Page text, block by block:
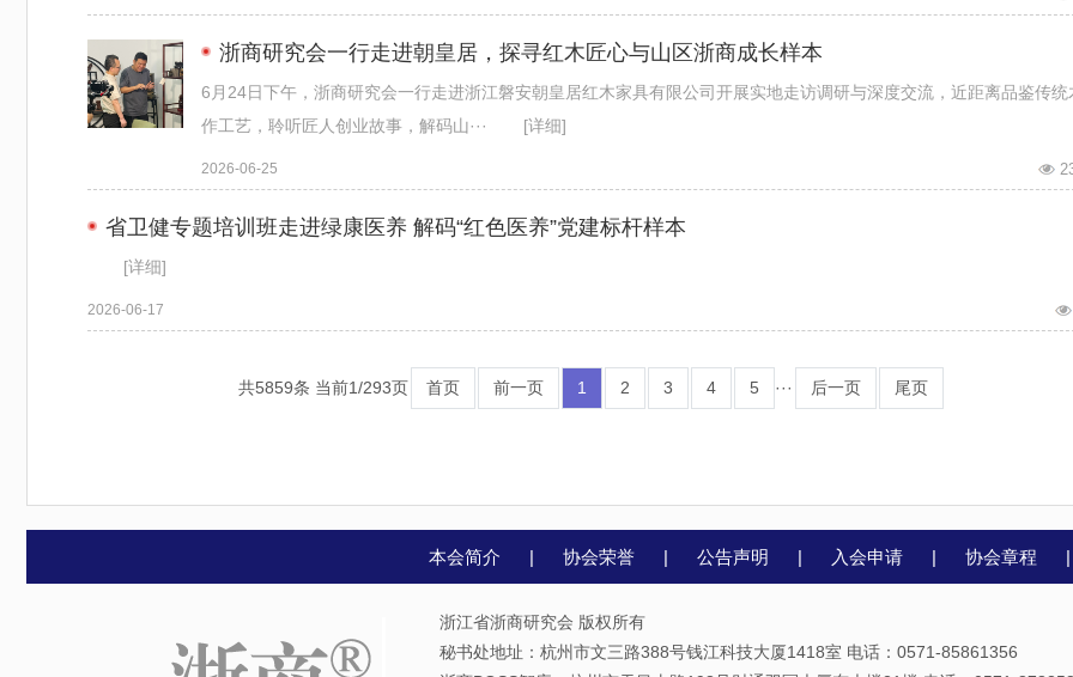
浙商研究会一行走进朝皇居，探寻红木匠心与山区浙商成长样本
6月24日下午，浙商研究会一行走进浙江磐安朝皇居红木家具有限公司开展实地走访调研与深度交流，近距离品鉴传统
作工艺，聆听匠人创业故事，解码山···
[详细]
2026-06-25
省卫健专题培训班走进绿康医养 解码“红色医养”党建标杆样本
[详细]
2026-06-17
共5859条 当前1/293页 首页 前一页 1 2 3 4 5 ··· 后一页 尾页
本会简介 | 协会荣誉 | 公告声明 | 入会申请 | 协会章程 |
浙江省浙商研究会 版权所有
秘书处地址：杭州市文三路388号钱江科技大厦1418室 电话：0571-85861356